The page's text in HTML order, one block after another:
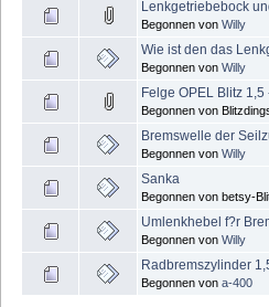
Lenkgetriebebock
Begonnen von Willy
Wie ist den das
Begonnen von Willy
Felge OPEL Blitz 1,5
Begonnen von
Bremswelle der
Begonnen von Willy
Sanka
Begonnen von betsy-
Umlenkhebel f?r
Begonnen von Willy
Radbremszylinder
Begonnen von a-400